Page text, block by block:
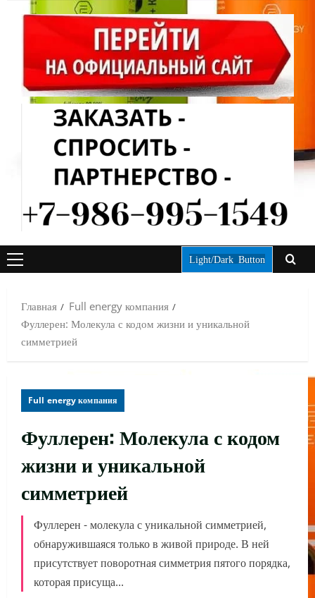
ОСНОВНОЕ
Light/Dark Button
Главная
Full energy компания
Фуллерен: Молекула с кодом жизни и уникальной
симметрией
Full energy компания
Фуллерен: Молекула с кодом
жизни и уникальной
симметрией
Фуллерен - молекула с уникальной симметрией,
обнаружившаяся только в живой природе. В ней
присутствует поворотная симметрия пятого порядка,
которая присуща...